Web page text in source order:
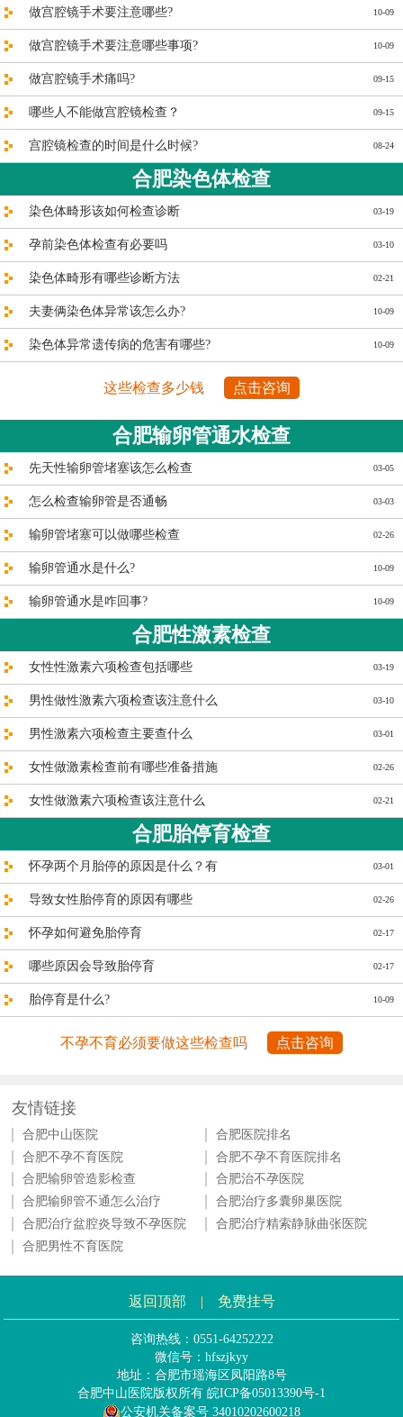
10-09
做宫腔镜手术要注意哪些?
10-09
做宫腔镜手术要注意哪些事项?
09-15
做宫腔镜手术痛吗?
09-15
哪些人不能做宫腔镜检查？
08-24
宫腔镜检查的时间是什么时候?
合肥染色体检查
03-19
染色体畸形该如何检查诊断
03-10
孕前染色体检查有必要吗
02-21
染色体畸形有哪些诊断方法
10-09
夫妻俩染色体异常该怎么办?
10-09
染色体异常遗传病的危害有哪些?
这些检查多少钱 点击咨询
合肥输卵管通水检查
03-05
先天性输卵管堵塞该怎么检查
03-03
怎么检查输卵管是否通畅
02-26
输卵管堵塞可以做哪些检查
10-09
输卵管通水是什么?
10-09
输卵管通水是咋回事?
合肥性激素检查
03-19
女性性激素六项检查包括哪些
03-10
男性做性激素六项检查该注意什么
03-01
男性激素六项检查主要查什么
02-26
女性做激素检查前有哪些准备措施
02-21
女性做激素六项检查该注意什么
合肥胎停育检查
03-01
怀孕两个月胎停的原因是什么？有
02-26
导致女性胎停育的原因有哪些
02-17
怀孕如何避免胎停育
02-17
哪些原因会导致胎停育
10-09
胎停育是什么?
不孕不育必须要做这些检查吗 点击咨询
友情链接
合肥中山医院
合肥医院排名
合肥不孕不育医院
合肥不孕不育医院排名
合肥输卵管造影检查
合肥治不孕医院
合肥输卵管不通怎么治疗
合肥治疗多囊卵巢医院
合肥治疗盆腔炎导致不孕医院
合肥治疗精索静脉曲张医院
合肥男性不育医院
返回顶部 | 免费挂号
咨询热线：0551-64252222
微信号：hfszjkyy
地址：合肥市瑶海区凤阳路8号
合肥中山医院版权所有 皖ICP备05013390号-1
公安机关备案号 34010202600218